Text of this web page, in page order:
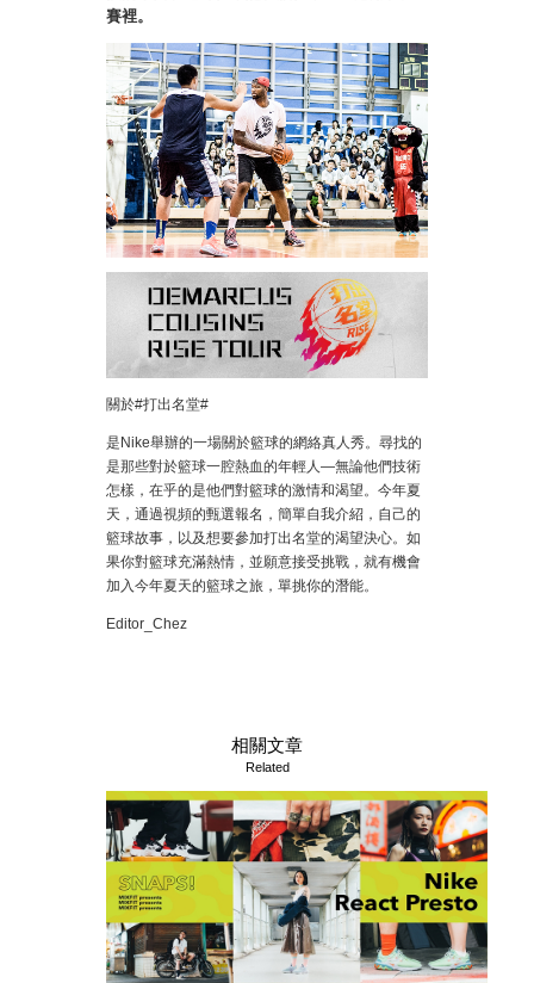
賽裡。
關於#打出名堂#
是Nike舉辦的一場關於籃球的網絡真人秀。尋找的
是那些對於籃球一腔熱血的年輕人—無論他們技術
怎樣，在乎的是他們對籃球的激情和渴望。今年夏
天，通過視頻的甄選報名，簡單自我介紹，自己的
籃球故事，以及想要參加打出名堂的渴望決心。如
果你對籃球充滿熱情，並願意接受挑戰，就有機會
加入今年夏天的籃球之旅，單挑你的潛能。
Editor_Chez
相關文章
Related